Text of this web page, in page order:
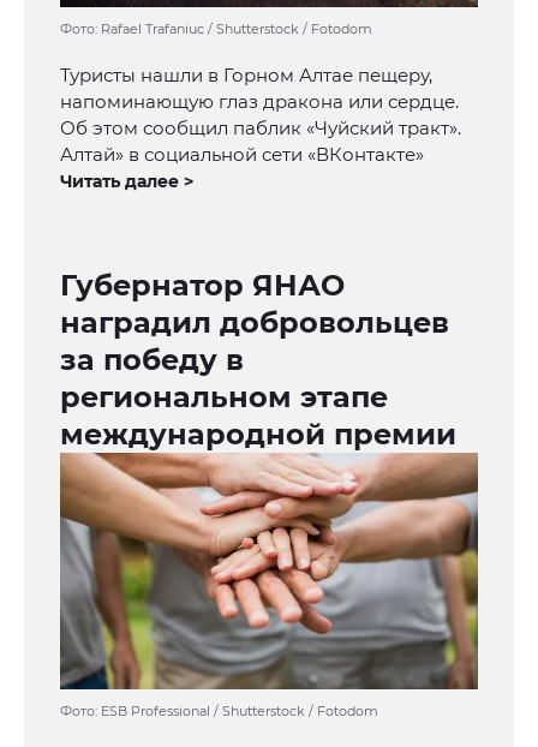
Фото: Rafael Trafaniuc / Shutterstock / Fotodom
Туристы нашли в Горном Алтае пещеру,
напоминающую глаз дракона или сердце.
Об этом сообщил паблик «Чуйский тракт».
Алтай» в социальной сети «ВКонтакте»
Читать далее >
Губернатор ЯНАО
наградил добровольцев
за победу в
региональном этапе
международной премии
Фото: ESB Professional / Shutterstock / Fotodom